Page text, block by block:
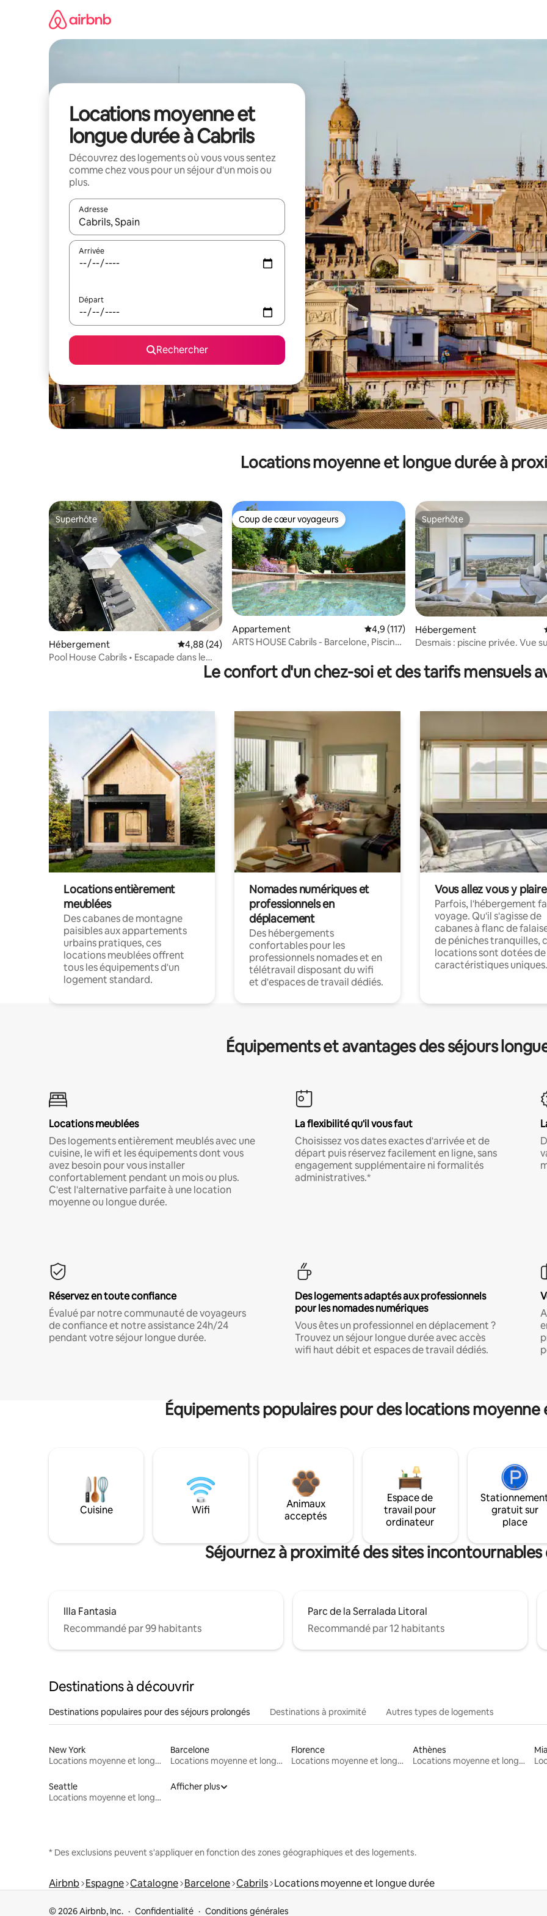
Locations moyenne et
longue durée à Cabrils
Découvrez des logements où vous vous sentez
comme chez vous pour un séjour d'un mois ou
plus.
Adresse
Lorsque les résultats s'affichent, utilisez les flèches vers le haut et vers le bas pour les parcourir ou en appuyant et en
Arrivée
Départ
Rechercher
Locations moyenne et longue durée à
Superhôte
Superhôte
Hébergement Évaluation moyenne sur la base de 24 commentaires : 4,88 sur 5
4,88 (24)
Pool House Cabrils • Escapade dans le
Coup de cœur voyageurs
Coup de cœur voyageurs
Appartement Évaluation moyenne sur la base de 117
4,9 (117)
ARTS HOUSE Cabrils - Barcelone, Piscine,
Superhôte
Superhôte
Hébergement
Desmais : piscine privée. Vue
Le confort d'un chez-soi et des tarifs mensuels
Locations entièrement
meublées
Des cabanes de montagne
paisibles aux appartements
urbains pratiques, ces
locations meublées offrent
tous les équipements d'un
logement standard.
Nomades numériques et
professionnels en
déplacement
Des hébergements
confortables pour les
professionnels nomades et en
télétravail disposant du wifi
et d'espaces de travail dédiés.
Vous allez vous y plaire
Parfois, l'hébergement
voyage. Qu'il s'agisse de
cabanes à flanc de
de péniches tranquilles,
locations sont dotées de
caractéristiques uniques.
Équipements et avantages des séjours
Locations meublées
Des logements entièrement meublés avec une
cuisine, le wifi et les équipements dont vous
avez besoin pour vous installer
confortablement pendant un mois ou plus.
C'est l'alternative parfaite à une location
moyenne ou longue durée.
La flexibilité qu'il vous faut
Choisissez vos dates exactes d'arrivée et de
départ puis réservez facilement en ligne, sans
engagement supplémentaire ni formalités
administratives.*
Réservez en toute confiance
Évalué par notre communauté de voyageurs
de confiance et notre assistance 24h/24
pendant votre séjour longue durée.
Des logements adaptés aux professionnels
pour les nomades numériques
Vous êtes un professionnel en déplacement ?
Trouvez un séjour longue durée avec accès
wifi haut débit et espaces de travail dédiés.
Équipements populaires pour des locations
Cuisine Wifi
Animaux
acceptés
Espace de
travail pour
ordinateur
gratuit sur
place
Séjournez à proximité des sites incontournables
Illa Fantasia
Recommandé par 99 habitants
Parc de la Serralada Litoral
Recommandé par 12 habitants
Destinations à découvrir
Destinations populaires pour des séjours prolongés Destinations à proximité Autres types de logements
New York
Locations moyenne et longue durée
Barcelone
Locations moyenne et longue durée
Florence
Locations moyenne et longue durée
Athènes
Locations moyenne et longue durée
Seattle
Locations moyenne et longue durée
Afficher plus
* Des exclusions peuvent s'appliquer en fonction des zones géographiques et des logements.
Airbnb Espagne Catalogne Barcelone Cabrils Locations moyenne et longue durée
© 2026 Airbnb, Inc. Confidentialité Conditions générales